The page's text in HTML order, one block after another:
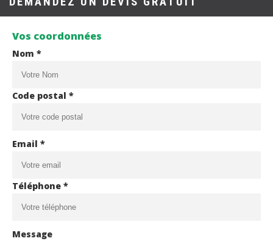
Vos coordonnées
Nom *
Code postal *
Email *
Téléphone *
Message